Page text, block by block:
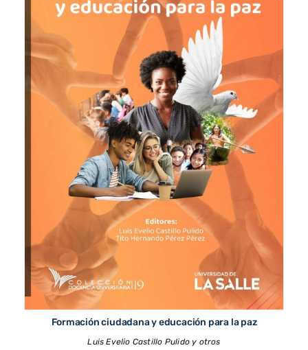
Formación ciudadana y educación para la paz
Luis Evelio Castillo Pulido y otros